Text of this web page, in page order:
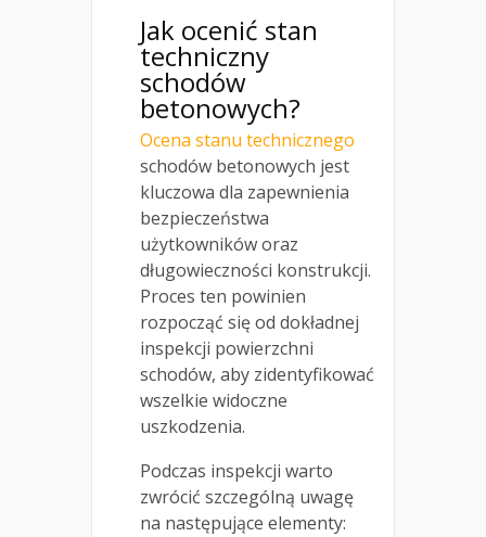
Jak ocenić stan
techniczny
schodów
betonowych?
Ocena stanu technicznego
schodów betonowych jest
kluczowa dla zapewnienia
bezpieczeństwa
użytkowników oraz
długowieczności konstrukcji.
Proces ten powinien
rozpocząć się od dokładnej
inspekcji powierzchni
schodów, aby zidentyfikować
wszelkie widoczne
uszkodzenia.
Podczas inspekcji warto
zwrócić szczególną uwagę
na następujące elementy: